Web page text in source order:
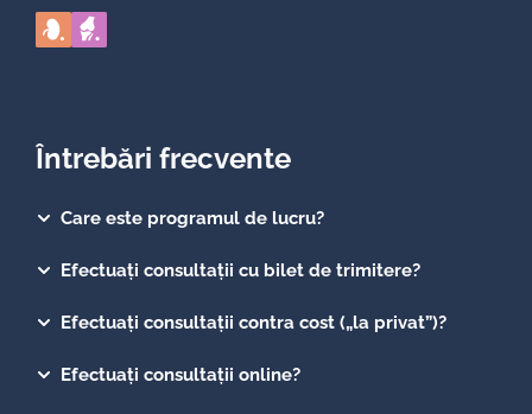
Întrebări frecvente
Care este programul de lucru?
Efectuați consultații cu bilet de trimitere?
Efectuați consultații contra cost („la privat”)?
Efectuați consultații online?